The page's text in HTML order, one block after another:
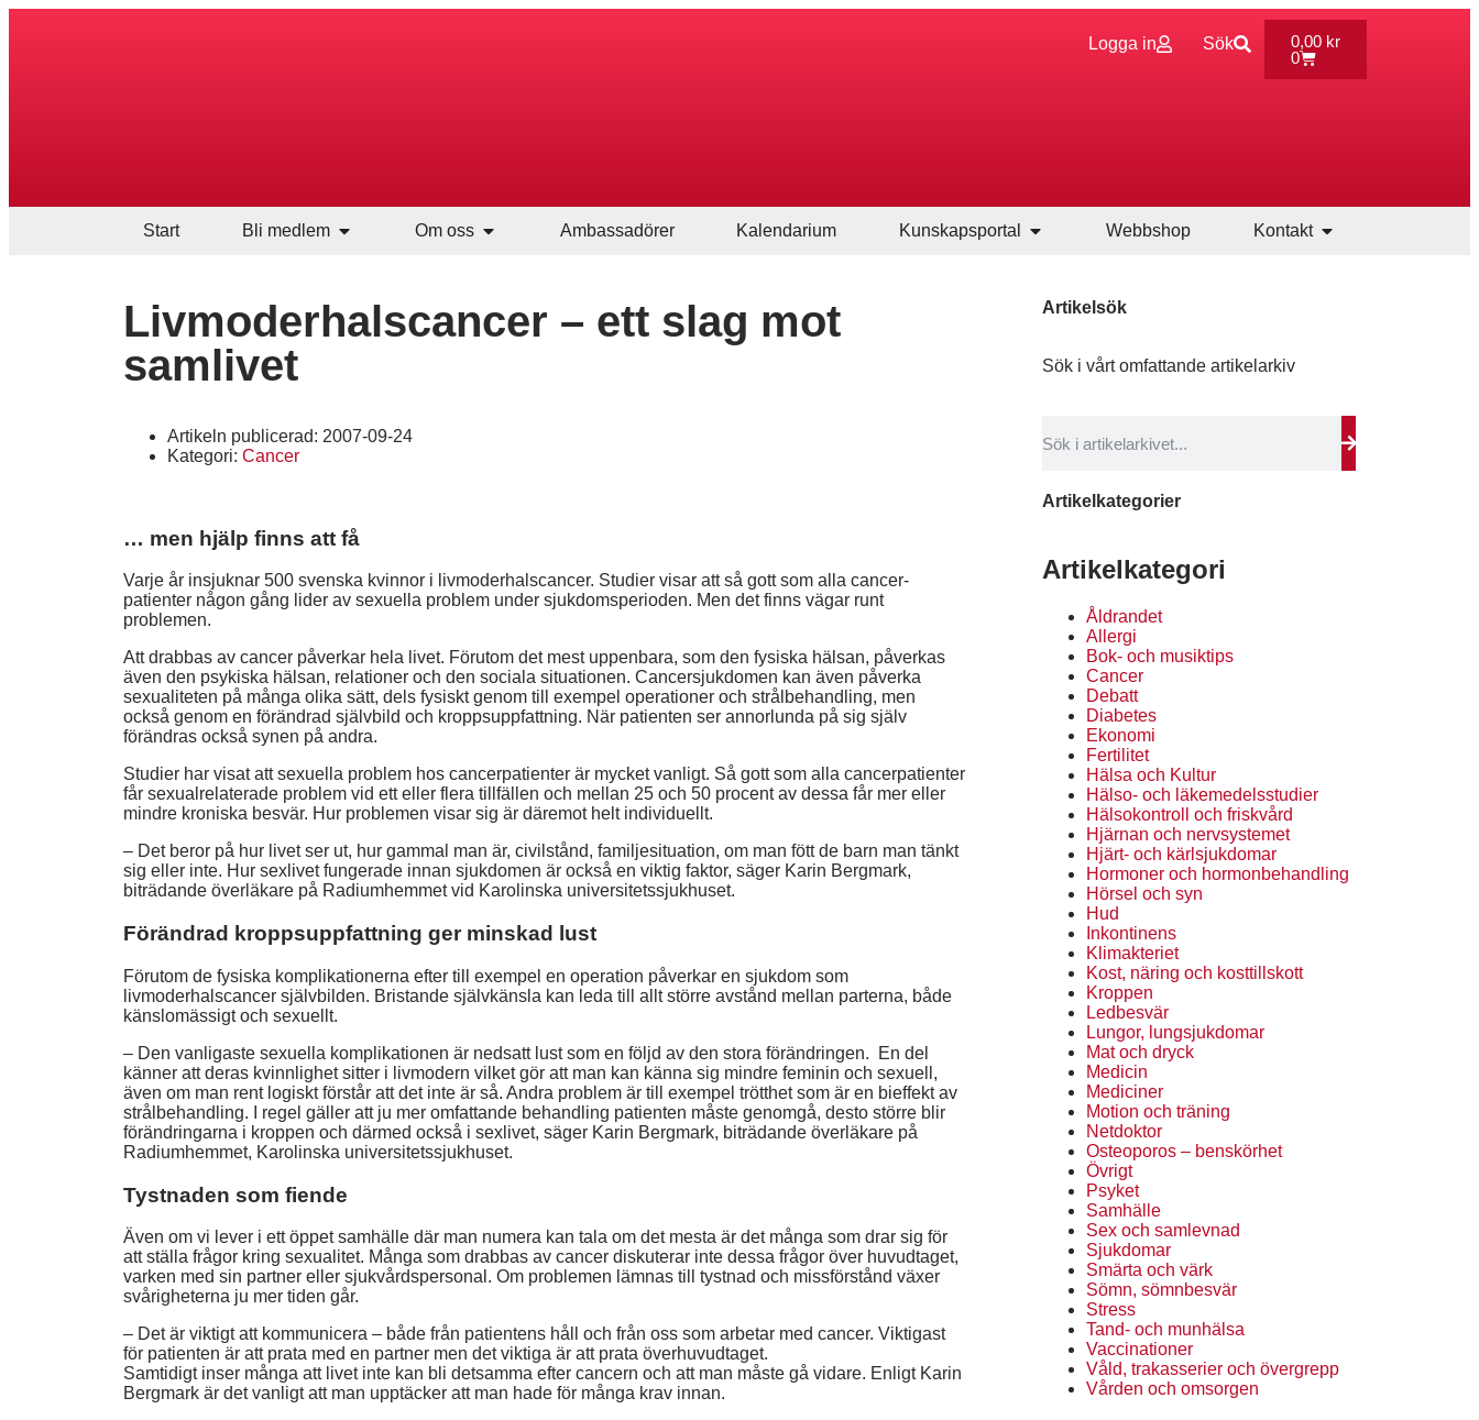
Logga in Sök 0,00 kr
0
Start Bli medlem Om oss Ambassadörer Kalendarium Kunskapsportal Webbshop Kontakt
Livmoderhalscancer – ett slag mot
samlivet
Artikeln publicerad: 2007-09-24
Kategori: Cancer
… men hjälp finns att få
Varje år insjuknar 500 svenska kvinnor i livmoderhalscancer. Studier visar att så gott som alla cancer-
patienter någon gång lider av sexuella problem under sjukdomsperioden. Men det finns vägar runt
problemen.
Att drabbas av cancer påverkar hela livet. Förutom det mest uppenbara, som den fysiska hälsan, påverkas
även den psykiska hälsan, relationer och den sociala situationen. Cancersjukdomen kan även påverka
sexualiteten på många olika sätt, dels fysiskt genom till exempel operationer och strålbehandling, men
också genom en förändrad självbild och kroppsuppfattning. När patienten ser annorlunda på sig själv
förändras också synen på andra.
Studier har visat att sexuella problem hos cancerpatienter är mycket vanligt. Så gott som alla cancerpatienter
får sexualrelaterade problem vid ett eller flera tillfällen och mellan 25 och 50 procent av dessa får mer eller
mindre kroniska besvär. Hur problemen visar sig är däremot helt individuellt.
– Det beror på hur livet ser ut, hur gammal man är, civilstånd, familjesituation, om man fött de barn man tänkt
sig eller inte. Hur sexlivet fungerade innan sjukdomen är också en viktig faktor, säger Karin Bergmark,
biträdande överläkare på Radiumhemmet vid Karolinska universitetssjukhuset.
Förändrad kroppsuppfattning ger minskad lust
Förutom de fysiska komplikationerna efter till exempel en operation påverkar en sjukdom som
livmoderhalscancer självbilden. Bristande självkänsla kan leda till allt större avstånd mellan parterna, både
känslomässigt och sexuellt.
– Den vanligaste sexuella komplikationen är nedsatt lust som en följd av den stora förändringen. En del
känner att deras kvinnlighet sitter i livmodern vilket gör att man kan känna sig mindre feminin och sexuell,
även om man rent logiskt förstår att det inte är så. Andra problem är till exempel trötthet som är en bieffekt av
strålbehandling. I regel gäller att ju mer omfattande behandling patienten måste genomgå, desto större blir
förändringarna i kroppen och därmed också i sexlivet, säger Karin Bergmark, biträdande överläkare på
Radiumhemmet, Karolinska universitetssjukhuset.
Tystnaden som fiende
Även om vi lever i ett öppet samhälle där man numera kan tala om det mesta är det många som drar sig för
att ställa frågor kring sexualitet. Många som drabbas av cancer diskuterar inte dessa frågor över huvudtaget,
varken med sin partner eller sjukvårdspersonal. Om problemen lämnas till tystnad och missförstånd växer
svårigheterna ju mer tiden går.
– Det är viktigt att kommunicera – både från patientens håll och från oss som arbetar med cancer. Viktigast
för patienten är att prata med en partner men det viktiga är att prata överhuvudtaget.
Samtidigt inser många att livet inte kan bli detsamma efter cancern och att man måste gå vidare. Enligt Karin
Bergmark är det vanligt att man upptäcker att man hade för många krav innan.
Artikelsök
Sök i vårt omfattande artikelarkiv
Artikelkategorier
Artikelkategori
Åldrandet
Allergi
Bok- och musiktips
Cancer
Debatt
Diabetes
Ekonomi
Fertilitet
Hälsa och Kultur
Hälso- och läkemedelsstudier
Hälsokontroll och friskvård
Hjärnan och nervsystemet
Hjärt- och kärlsjukdomar
Hormoner och hormonbehandling
Hörsel och syn
Hud
Inkontinens
Klimakteriet
Kost, näring och kosttillskott
Kroppen
Ledbesvär
Lungor, lungsjukdomar
Mat och dryck
Medicin
Mediciner
Motion och träning
Netdoktor
Osteoporos – benskörhet
Övrigt
Psyket
Samhälle
Sex och samlevnad
Sjukdomar
Smärta och värk
Sömn, sömnbesvär
Stress
Tand- och munhälsa
Vaccinationer
Våld, trakasserier och övergrepp
Vården och omsorgen